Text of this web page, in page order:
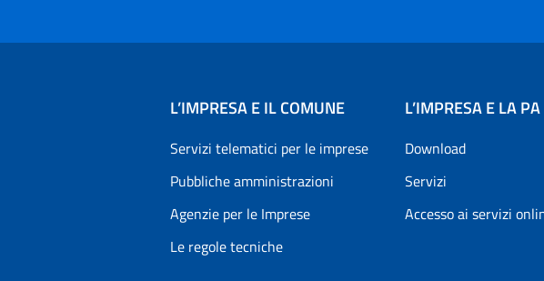
L’IMPRESA E IL COMUNE
Servizi telematici per le imprese
Pubbliche amministrazioni
Agenzie per le Imprese
Le regole tecniche
L’IMPRESA E LA PA
Download
Servizi
Accesso ai servizi